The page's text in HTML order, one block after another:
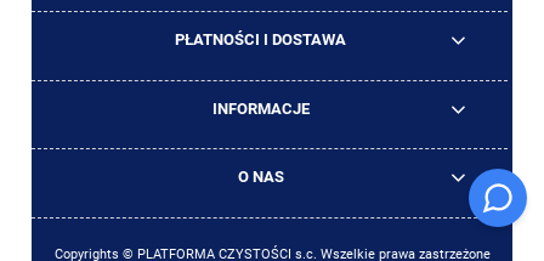
PŁATNOŚCI I DOSTAWA
INFORMACJE
O NAS
Copyrights © PLATFORMA CZYSTOŚCI s.c. Wszelkie prawa zastrzeżone